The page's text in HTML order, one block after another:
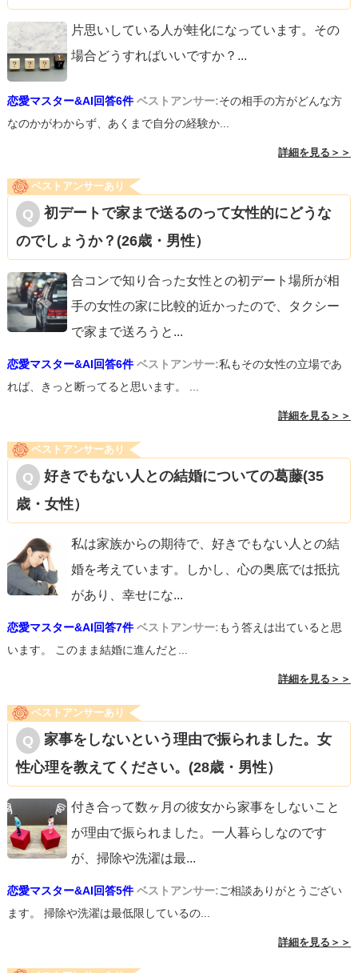
片思いしている人が蛙化になっています。その
場合どうすればいいですか？ ...
恋愛マスター&AI回答6件 ベストアンサー:その相手の方がどんな方
なのかがわからず、あくまで自分の経験か...
詳細を見る＞＞
ベストアンサーあり
初デートで家まで送るのって女性的にどうな
のでしょうか？(26歳・男性）
合コンで知り合った女性との初デート場所が相
手の女性の家に比較的近かったので、タクシー
で家まで送ろうと ...
恋愛マスター&AI回答6件 ベストアンサー:私もその女性の立場であ
れば、きっと断ってると思います。 ...
詳細を見る＞＞
ベストアンサーあり
好きでもない人との結婚についての葛藤(35
歳・女性）
私は家族からの期待で、好きでもない人との結
婚を考えています。しかし、心の奥底では抵抗
があり、幸せにな...
恋愛マスター&AI回答7件 ベストアンサー:もう答えは出ていると思
います。 このまま結婚に進んだと...
詳細を見る＞＞
ベストアンサーあり
家事をしないという理由で振られました。女
性心理を教えてください。(28歳・男性）
付き合って数ヶ月の彼女から家事をしないこと
が理由で振られました。一人暮らしなのです
が、掃除や洗濯は最...
恋愛マスター&AI回答5件 ベストアンサー:ご相談ありがとうござい
ます。 掃除や洗濯は最低限しているの...
詳細を見る＞＞